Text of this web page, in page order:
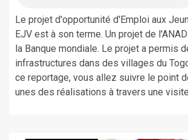
Le projet d'opportunité d'Emploi aux
EJV est à son terme. Un projet de
la Banque mondiale. Le projet a permis
infrastructures dans des villages du
ce reportage, vous allez suivre le point
unes des réalisations à travers une